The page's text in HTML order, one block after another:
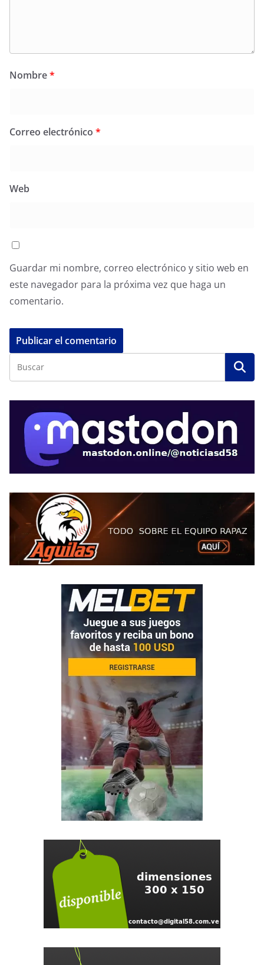
Nombre*
Correo electrónico *
Web
Guardar mi nombre, correo electrónico y sitio web en
este navegador para la próxima vez que haga un
comentario.